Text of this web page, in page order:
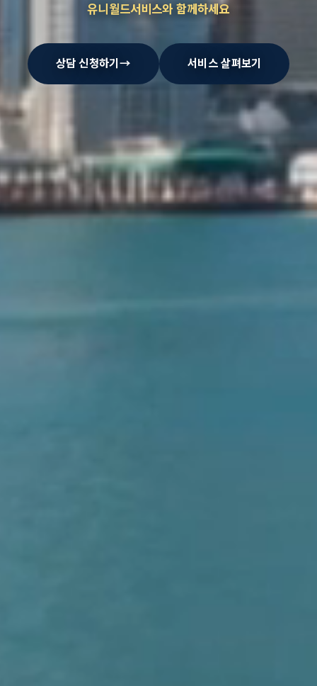
유니월드서비스와 함께하세요
상담 신청하기 → 서비스 살펴보기